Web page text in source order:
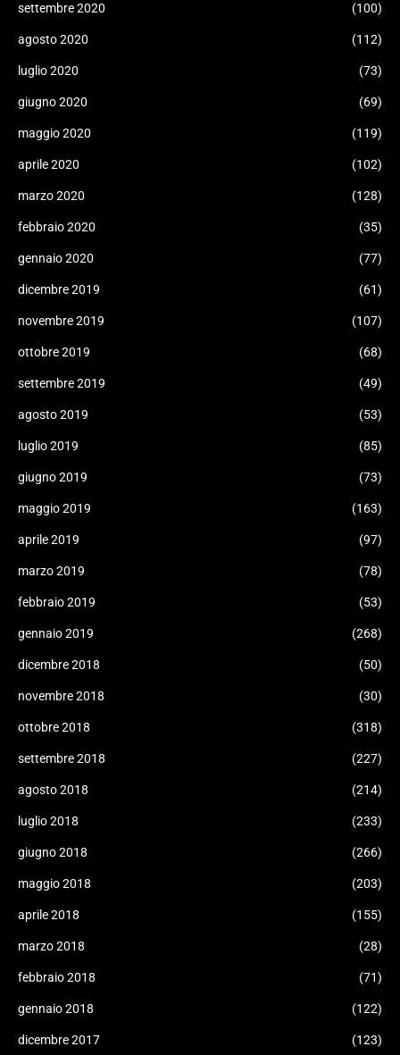
settembre 2020 (100)
agosto 2020 (112)
luglio 2020 (73)
giugno 2020 (69)
maggio 2020 (119)
aprile 2020 (102)
marzo 2020 (128)
febbraio 2020 (35)
gennaio 2020 (77)
dicembre 2019 (61)
novembre 2019 (107)
ottobre 2019 (68)
settembre 2019 (49)
agosto 2019 (53)
luglio 2019 (85)
giugno 2019 (73)
maggio 2019 (163)
aprile 2019 (97)
marzo 2019 (78)
febbraio 2019 (53)
gennaio 2019 (268)
dicembre 2018 (50)
novembre 2018 (30)
ottobre 2018 (318)
settembre 2018 (227)
agosto 2018 (214)
luglio 2018 (233)
giugno 2018 (266)
maggio 2018 (203)
aprile 2018 (155)
marzo 2018 (28)
febbraio 2018 (71)
gennaio 2018 (122)
dicembre 2017 (123)
Our website uses cookies to improve your experience. Learn more